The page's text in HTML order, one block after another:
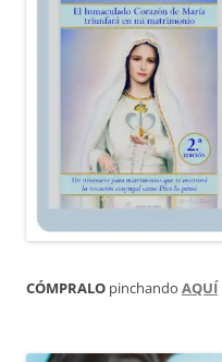
CÓMPRALO pinchando AQUÍ